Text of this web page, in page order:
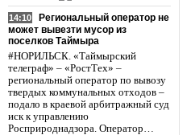
14:10
Региональный оператор не
может вывезти мусор из
поселков Таймыра
#НОРИЛЬСК. «Таймырский
телеграф» – «РостТех» –
региональный оператор по вывозу
твердых коммунальных отходов –
подало в краевой арбитражный суд
иск к управлению
Росприроднадзора. Оператор…